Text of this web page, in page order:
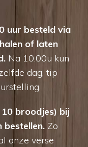
uur besteld via
of laten
Na 10.00u kun
dag, tip
broodjes) bij
Zo
onze verse